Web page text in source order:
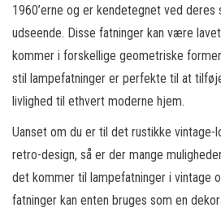
1960’erne og er kendetegnet ved
udseende. Disse fatninger kan være
kommer i forskellige geometriske
stil lampefatninger er perfekte til at
livlighed til ethvert moderne hjem.
Uanset om du er til det rustikke
retro-design, så er der mange
det kommer til lampefatninger i vintage
fatninger kan enten bruges som en